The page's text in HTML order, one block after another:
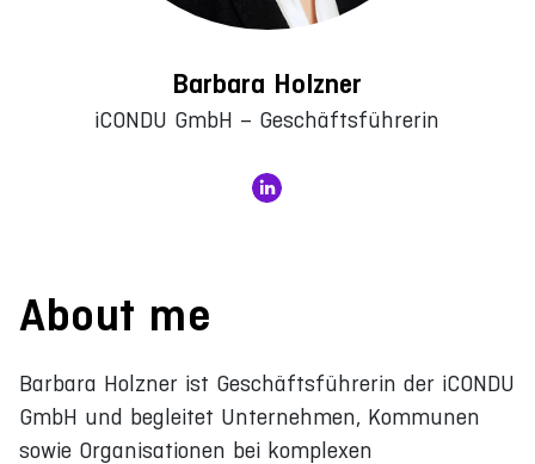
Barbara Holzner
iCONDU GmbH – Geschäftsführerin
About me
Barbara Holzner ist Geschäftsführerin der iCONDU
GmbH und begleitet Unternehmen, Kommunen
sowie Organisationen bei komplexen